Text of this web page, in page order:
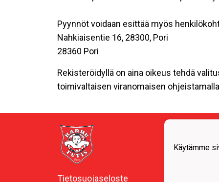
Pyynnöt voidaan esittää myös
Nahkiaisentie 16, 28300, Pori
28360 Pori
Rekisteröidyllä on aina oikeus tehdä
toimivaltaisen viranomaisen
Tietosuojaseloste
Y-
Käytämme